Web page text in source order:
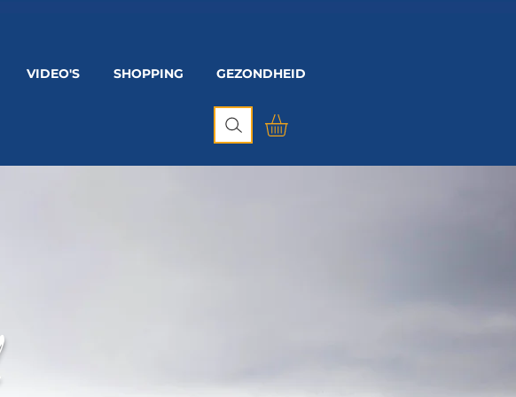
VIDEO'S SHOPPING GEZONDHEID